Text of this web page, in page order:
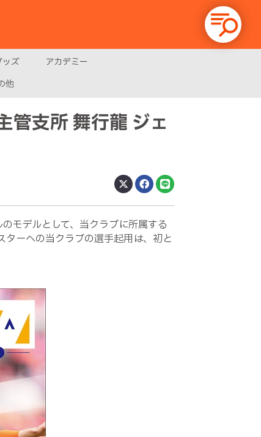
ッズ
アカデミー
他
管支所 舞行龍 ジェ
モデルとして、当クラブに所属する
ーへの当クラブの選手起用は、初と